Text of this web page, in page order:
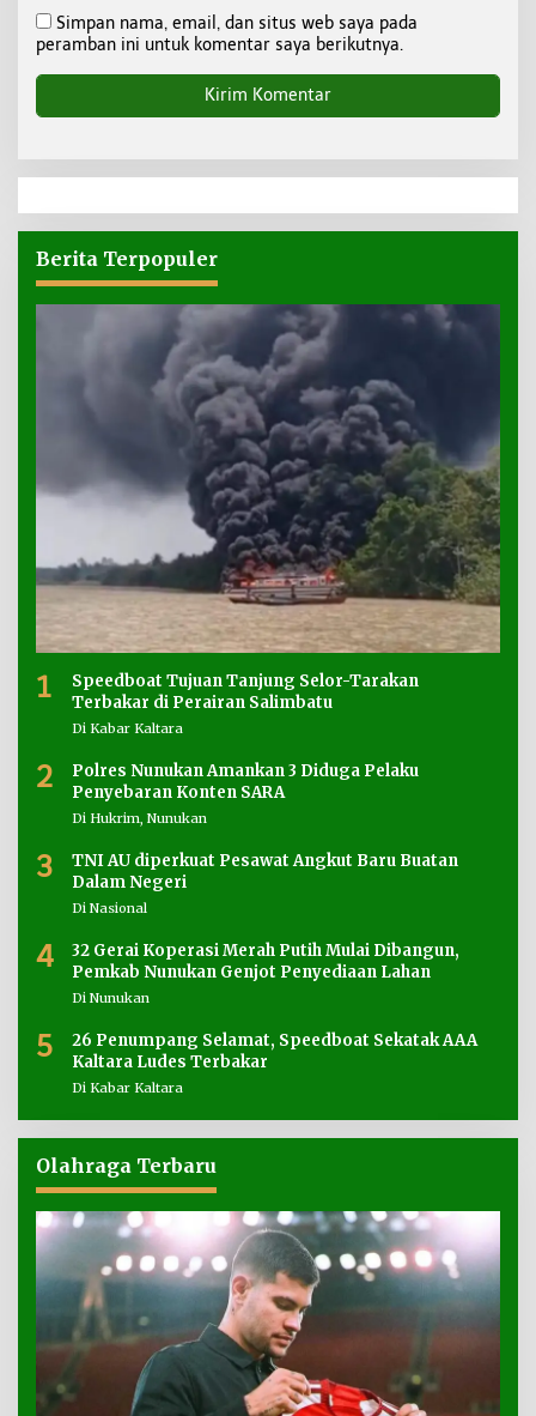
Simpan nama, email, dan situs web saya pada
peramban ini untuk komentar saya berikutnya.
Berita Terpopuler
1
Speedboat Tujuan Tanjung Selor-Tarakan
Terbakar di Perairan Salimbatu
Di Kabar Kaltara
2
Polres Nunukan Amankan 3 Diduga Pelaku
Penyebaran Konten SARA
Di Hukrim, Nunukan
3
TNI AU diperkuat Pesawat Angkut Baru Buatan
Dalam Negeri
Di Nasional
4
32 Gerai Koperasi Merah Putih Mulai Dibangun,
Pemkab Nunukan Genjot Penyediaan Lahan
Di Nunukan
5
26 Penumpang Selamat, Speedboat Sekatak AAA
Kaltara Ludes Terbakar
Di Kabar Kaltara
Olahraga Terbaru